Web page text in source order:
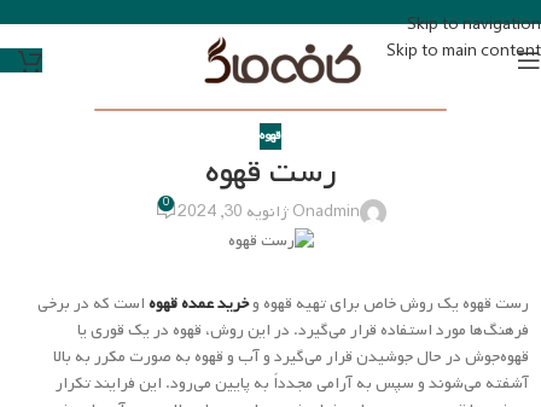
Skip to navigation
Skip to main content
قهوه
رست قهوه
adminOn ژانویه 30, 2024 0
رست قهوه یک روش خاص برای تهیه قهوه وخرید عمده قهوهاست که در برخی
فرهنگ‌ها مورد استفاده قرار می‌گیرد. در این روش، قهوه در یک قوری یا
قهوه‌جوش در حال جوشیدن قرار می‌گیرد و آب و قهوه به صورت مکرر به بالا
آشفته می‌شوند و سپس به آرامی مجدداً به پایین می‌رود. این فرایند تکرار